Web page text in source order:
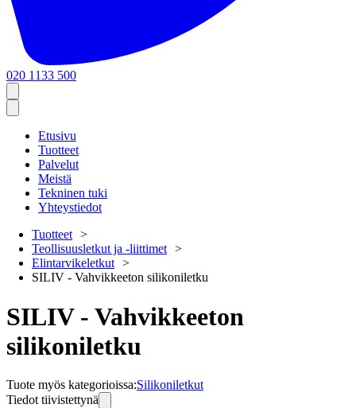
020 1133 500
Etusivu
Tuotteet
Palvelut
Meistä
Tekninen tuki
Yhteystiedot
Tuotteet
Teollisuusletkut ja -liittimet
Elintarvikeletkut
SILIV - Vahvikkeeton silikoniletku
SILIV - Vahvikkeeton
silikoniletku
Tuote myös kategorioissa:Silikoniletkut
Tiedot tiivistettynä